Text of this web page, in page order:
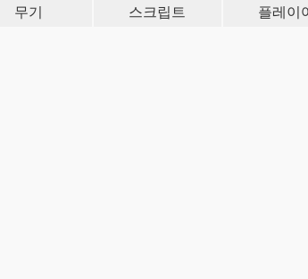
무기 스크립트 플레이